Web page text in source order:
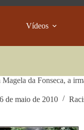
Vídeos
Magela da Fonseca, a
de maio de 2010